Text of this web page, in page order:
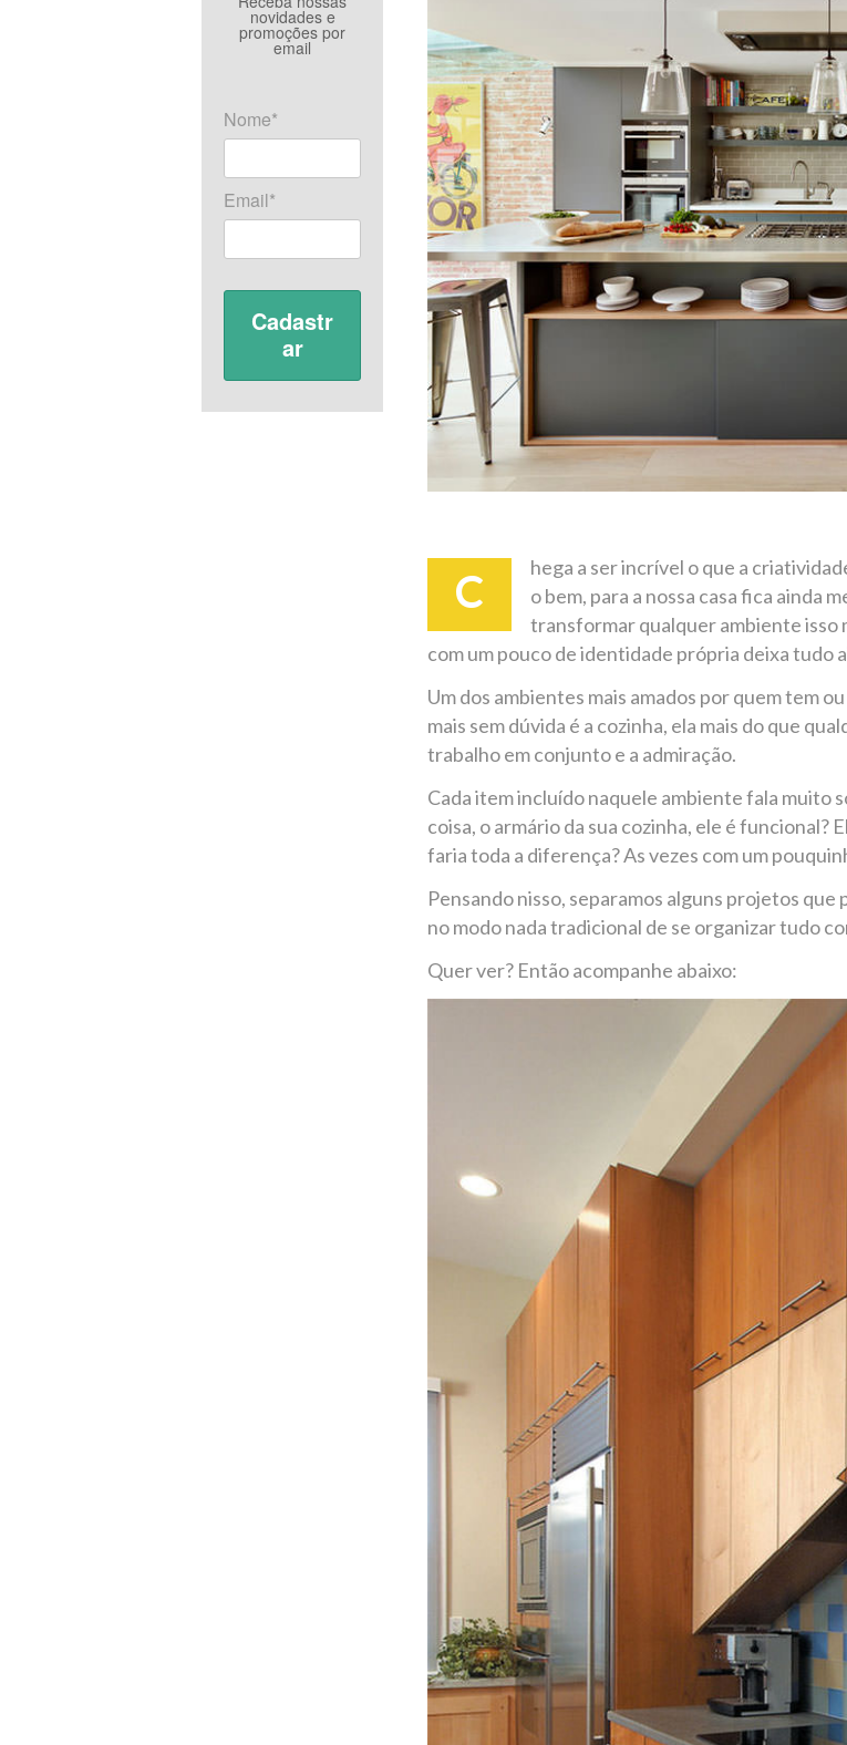
C
hega a ser incrível o que a
o bem, para a nossa casa fica ainda
transformar qualquer ambiente isso
com um pouco de identidade própria deixa tudo
Um dos ambientes mais amados por quem tem
mais sem dúvida é a cozinha, ela mais do que
trabalho em conjunto e a admiração.
Cada item incluído naquele ambiente fala muito
coisa, o armário da sua cozinha, ele é funcional?
faria toda a diferença? As vezes com um
Pensando nisso, separamos alguns projetos
no modo nada tradicional de se organizar tudo
Quer ver? Então acompanhe abaixo:
novidades e
promoções por
email
Nome*
Email*